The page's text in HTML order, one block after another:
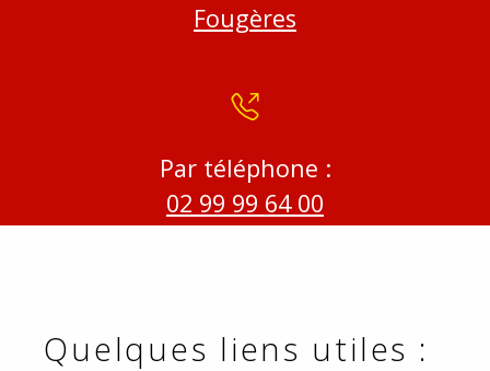
Fougères
Par téléphone :
02 99 99 64 00
Quelques liens utiles :